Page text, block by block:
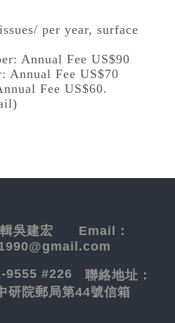
per year, surface
Annual Fee US$90
Annual Fee US$70
Fee US$60.
輯吳建宏 Email：
9555 #226 聯絡地址：
研院郵局第44號信箱